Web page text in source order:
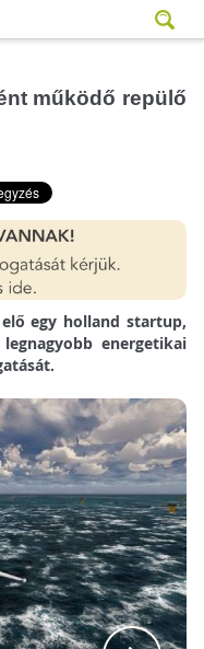
működő repülő
egy holland startup,
energetikai